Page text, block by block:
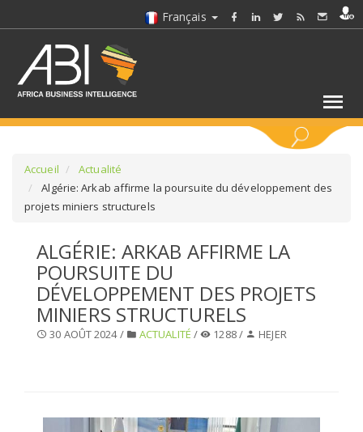
Français
SÉLECTIONNEZ UN DOSSIER
SELECTIONNEZ UNE SECTION
Accueil
Actualité
Algérie: Arkab affirme la poursuite du développement des
projets miniers structurels
ALGÉRIE: ARKAB AFFIRME LA
POURSUITE DU
DÉVELOPPEMENT DES PROJETS
MINIERS STRUCTURELS
30 AOÛT 2024 / ACTUALITÉ / 1288 / HEJER